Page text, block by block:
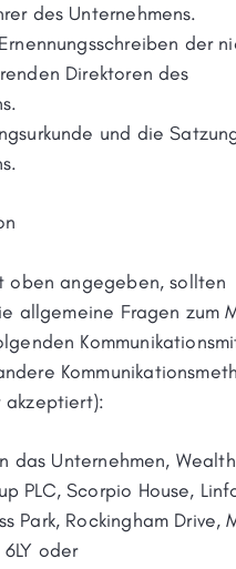
des Unternehmens.
der
Direktoren des
und die
oben angegeben, sollten
allgemeine Fragen zum
das Unternehmen, Wealth
PLC, Scorpio House,
Park, Rockingham Drive,
6LY oder